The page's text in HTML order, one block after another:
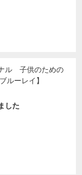
ル 子供のための
ルーレイ】
した